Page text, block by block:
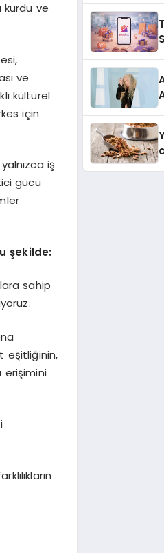
kurdu ve
ve
kültürel
için
iş
gücü
şekilde:
sahip
eşitliğinin,
erişimini